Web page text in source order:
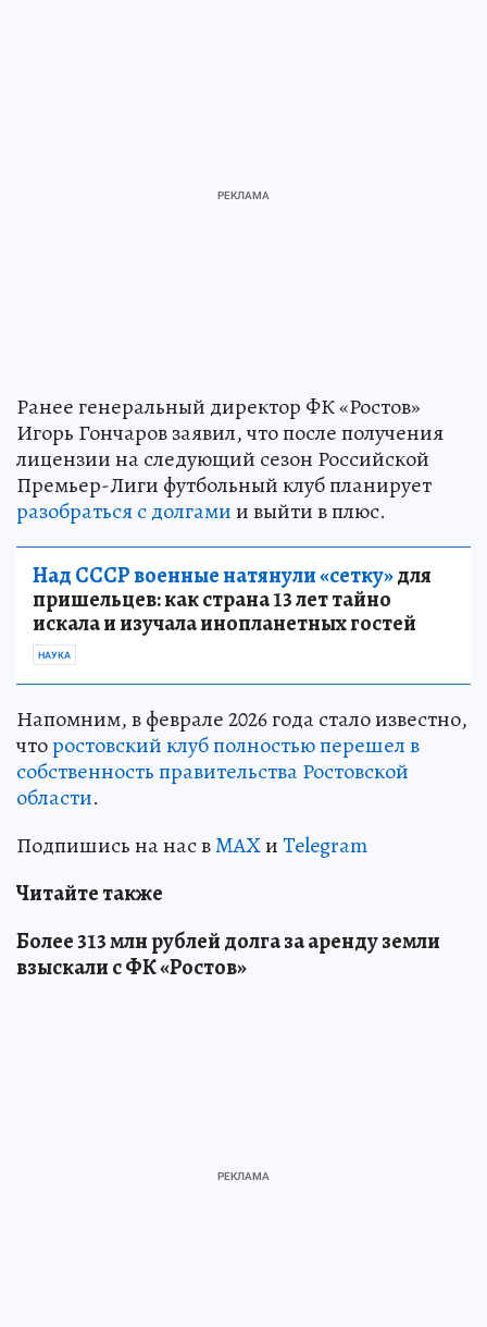
Ранее генеральный директор ФК «Ростов»
Игорь Гончаров заявил, что после получения
лицензии на следующий сезон Российской
Премьер-Лиги футбольный клуб планирует
разобраться с долгамии выйти в плюс.
Над СССР военные натянули «сетку»для
пришельцев: как страна 13 лет тайно
искала и изучала инопланетных гостей
НАУКА
Напомним, в феврале 2026 года стало известно,
чторостовский клуб полностью перешел в
собственность правительства Ростовской
области.
Подпишись на нас вMAXиTelegram
Читайте также
Более 313 млн рублей долга за аренду земли
взыскали с ФК «Ростов»